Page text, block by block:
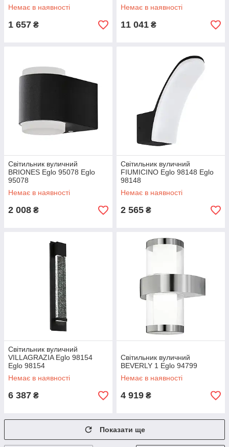
Немає в наявності
1 657 ₴
Немає в наявності
11 041 ₴
Світильник вуличний
BRIONES Eglo 95078 Eglo
95078
Немає в наявності
2 008 ₴
Світильник вуличний
FIUMICINO Eglo 98148 Eglo
98148
Немає в наявності
2 565 ₴
Світильник вуличний
VILLAGRAZIA Eglo 98154
Eglo 98154
Немає в наявності
6 387 ₴
Світильник вуличний
BEVERLY 1 Eglo 94799
Немає в наявності
4 919 ₴
Показати ще